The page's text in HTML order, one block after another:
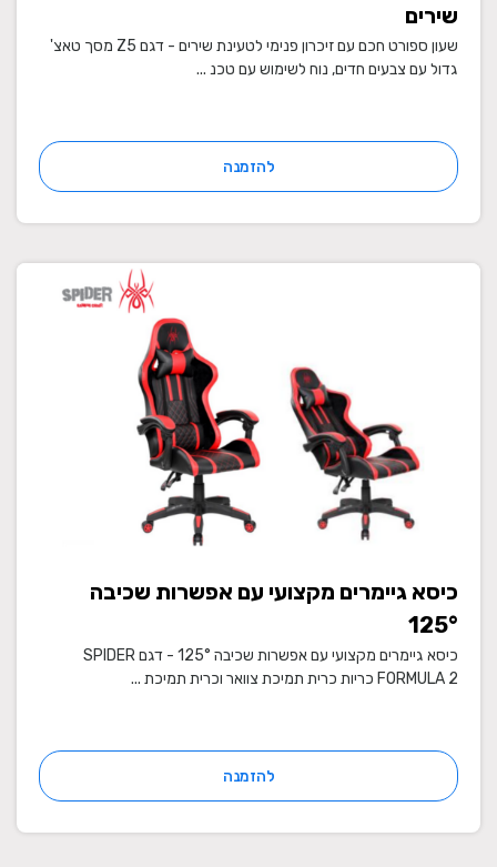
שירים
שעון ספורט חכם עם זיכרון פנימי לטעינת שירים - דגם Z5 מסך טאצ'
גדול עם צבעים חדים, נוח לשימוש עם טכנ ...
להזמנה
כיסא גיימרים מקצועי עם אפשרות שכיבה
125°
כיסא גיימרים מקצועי עם אפשרות שכיבה 125° - דגם SPIDER
FORMULA 2 כריות כרית תמיכת צוואר וכרית תמיכת ...
להזמנה